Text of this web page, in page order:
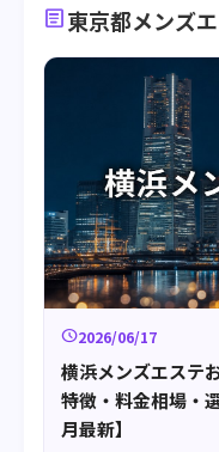
article東京都メンズ
schedule2026/06/17
横浜メンズエステ
特徴・料金相場・
月最新】